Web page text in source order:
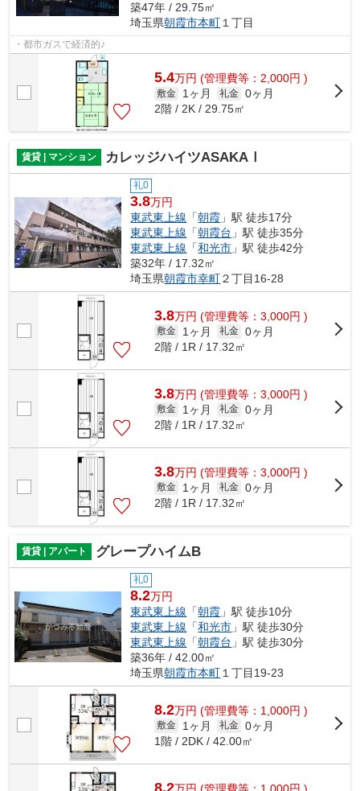
築47年 / 29.75㎡
埼玉県朝霞市本町１丁目
・都市ガスで経済的♪
5.4万円 (管理費等：2,000円 )
敷金 1ヶ月 礼金 0ヶ月
2階 / 2K / 29.75㎡
賃貸 | マンション カレッジハイツASAKAⅠ
礼0
3.8万円
東武東上線 「朝霞 」駅 徒歩17分
東武東上線 「朝霞台 」駅 徒歩35分
東武東上線 「和光市 」駅 徒歩42分
築32年 / 17.32㎡
埼玉県朝霞市幸町２丁目16-28
3.8万円 (管理費等：3,000円 )
敷金 1ヶ月 礼金 0ヶ月
2階 / 1R / 17.32㎡
3.8万円 (管理費等：3,000円 )
敷金 1ヶ月 礼金 0ヶ月
2階 / 1R / 17.32㎡
3.8万円 (管理費等：3,000円 )
敷金 1ヶ月 礼金 0ヶ月
2階 / 1R / 17.32㎡
賃貸 | アパート グレープハイムB
礼0
8.2万円
東武東上線 「朝霞 」駅 徒歩10分
東武東上線 「和光市 」駅 徒歩30分
東武東上線 「朝霞台 」駅 徒歩30分
築36年 / 42.00㎡
埼玉県朝霞市本町 １丁目19-23
8.2万円 (管理費等：1,000円 )
敷金 1ヶ月 礼金 0ヶ月
1階 / 2DK / 42.00㎡
8.2万円 (管理費等：1,000円 )